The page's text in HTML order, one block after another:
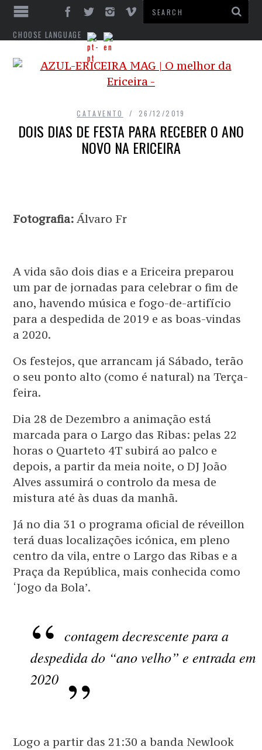
CHOOSE LANGUAGE
CATAVENTO 26/12/2019
DOIS DIAS DE FESTA PARA RECEBER O ANO
NOVO NA ERICEIRA
Fotografia: Álvaro Fr
A vida são dois dias e a Ericeira preparou
um par de jornadas para celebrar o fim de
ano, havendo música e fogo-de-artifício
para a despedida de 2019 e as boas-vindas
a 2020.
Os festejos, que arrancam já Sábado, terão
o seu ponto alto (como é natural) na Terça-
feira.
Dia 28 de Dezembro a animação está
marcada para o Largo das Ribas: pelas 22
horas o Quarteto 4T subirá ao palco e
depois, a partir da meia noite, o DJ João
Alves assumirá o controlo da mesa de
mistura até às duas da manhã.
Já no dia 31 o programa oficial de réveillon
terá duas localizações icónica, em pleno
centro da vila, entre o Largo das Ribas e a
Praça da República, mais conhecida como
‘Jogo da Bola’.
contagem decrescente para a
despedida do “ano velho” e entrada em
2020
Logo a partir das 21:30 a banda Newlook